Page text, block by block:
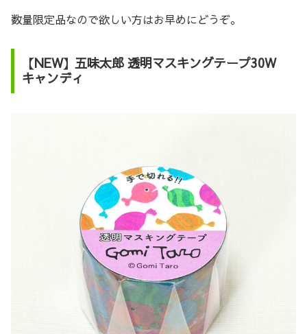
数量限定品なので欲しい方はお早めにどうぞ。
【NEW】五味太郎 透明マスキングテープ30W
キャンディ